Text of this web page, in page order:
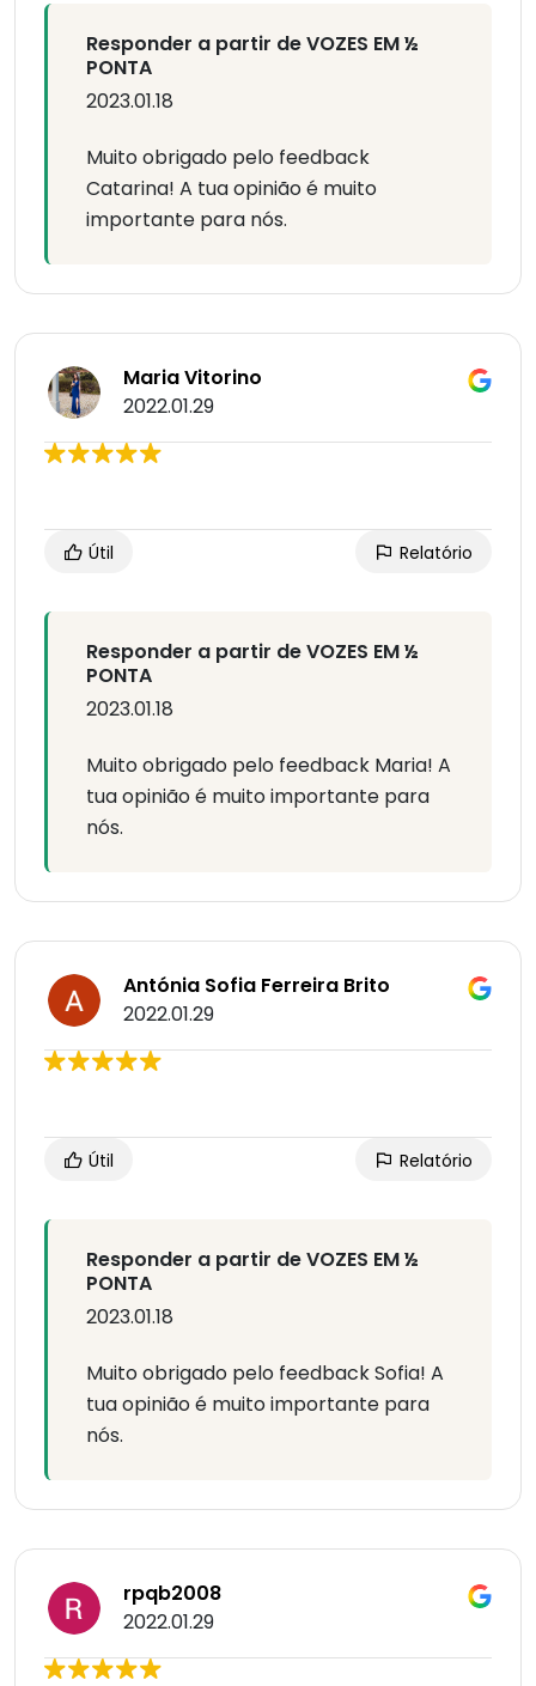
Responder a partir de VOZES EM ½
PONTA
2023.01.18
Muito obrigado pelo feedback
Catarina! A tua opinião é muito
importante para nós.
Maria Vitorino
2022.01.29
Útil Relatório
Responder a partir de VOZES EM ½
PONTA
2023.01.18
Muito obrigado pelo feedback Maria! A
tua opinião é muito importante para
nós.
Antónia Sofia Ferreira Brito
2022.01.29
Útil Relatório
Responder a partir de VOZES EM ½
PONTA
2023.01.18
Muito obrigado pelo feedback Sofia! A
tua opinião é muito importante para
nós.
rpqb2008
2022.01.29